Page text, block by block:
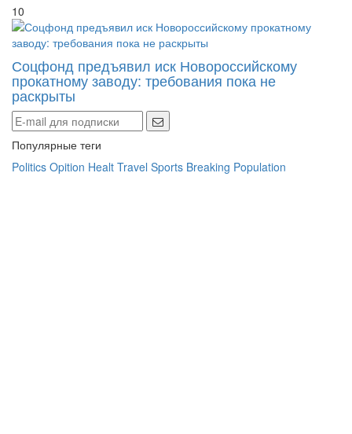
Соцфонд предъявил иск Новороссийскому
прокатному заводу: требования пока не
раскрыты
Популярные теги
Politics Opition Healt